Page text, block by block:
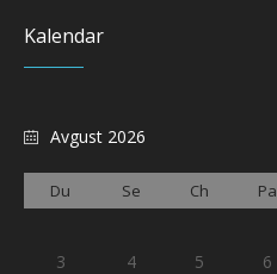
Kalendar
Avgust 2026
Du Se Ch Pa
3
4 5 6